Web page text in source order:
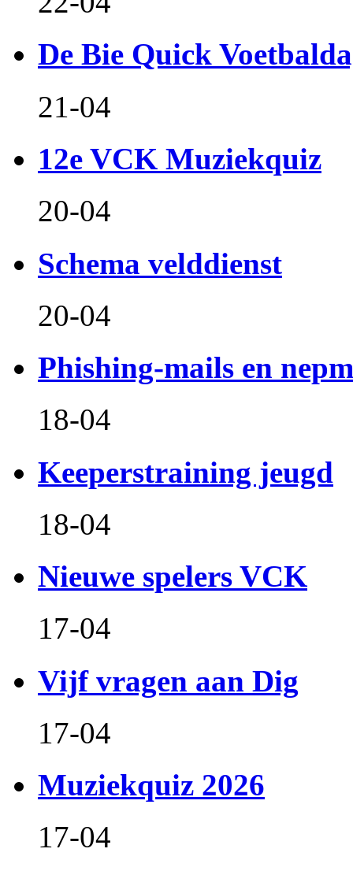
De Bie Quick
21-04
12e VCK Muziekquiz
20-04
Schema velddienst
20-04
Phishing-mails en
18-04
Keeperstraining jeugd
18-04
Nieuwe spelers VCK
17-04
Vijf vragen aan Dig
17-04
Muziekquiz 2026
17-04